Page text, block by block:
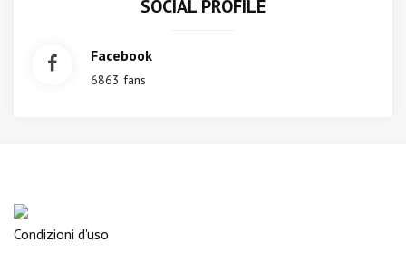
SOCIAL PROFILE
Facebook
6863 fans
Condizioni d'uso